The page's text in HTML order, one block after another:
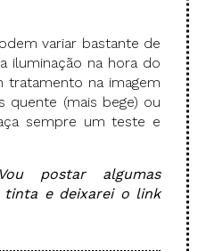
variar bastante de
iluminação na hora do
na imagem
quente (mais bege) ou
sempre um teste e
postar algumas
tinta e deixarei o link